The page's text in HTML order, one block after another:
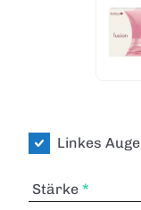
Linkes Auge
Stärke